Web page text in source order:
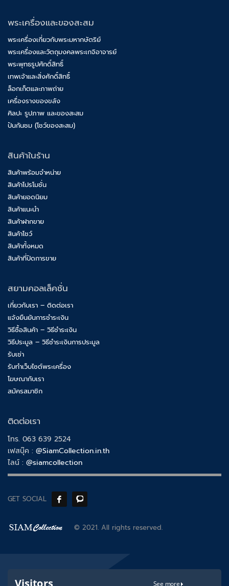
พระเครื่องและของสะสม
พระเครื่องเกี่ยวกับพระมหากษัตริย์
พระเครื่องและวัตถุมงคลพระเกจิอาจารย์
พระพุทธรูปศักดิ์สิทธิ์
เทพเจ้าและสิ่งศักดิ์สิทธิ์
ล็อกเก็ตและภาพถ่าย
เครื่องรางของขลัง
ศิลปะ รูปภาพ และของสะสม
ปันกันชม (โชว์ของสะสม)
สินค้าในร้าน
สินค้าพร้อมจำหน่าย
สินค้าโปรโมชั่น
สินค้ายอดนิยม
สินค้าแนะนำ
สินค้าฝากขาย
สินค้าโชว์
สินค้าทั้งหมด
สินค้าที่ปิดการขาย
สยามคอลเล็คชั่น
เกี่ยวกับเรา – ติดต่อเรา
แจ้งยืนยันการชำระเงิน
วิธีซื้อสินค้า – วิธีชำระเงิน
วิธีประมูล – วิธีชำระเงินการประมูล
รับเช่า
รับทำเว็บไซต์พระเครื่อง
โฆษณากับเรา
สมัครสมาชิก
ติดต่อเรา
โทร. 063 639 2524
เฟสบุ๊ค : @SiamCollection.in.th
ไลน์ : @siamcollection
GET SOCIAL
© 2021. All rights reserved.